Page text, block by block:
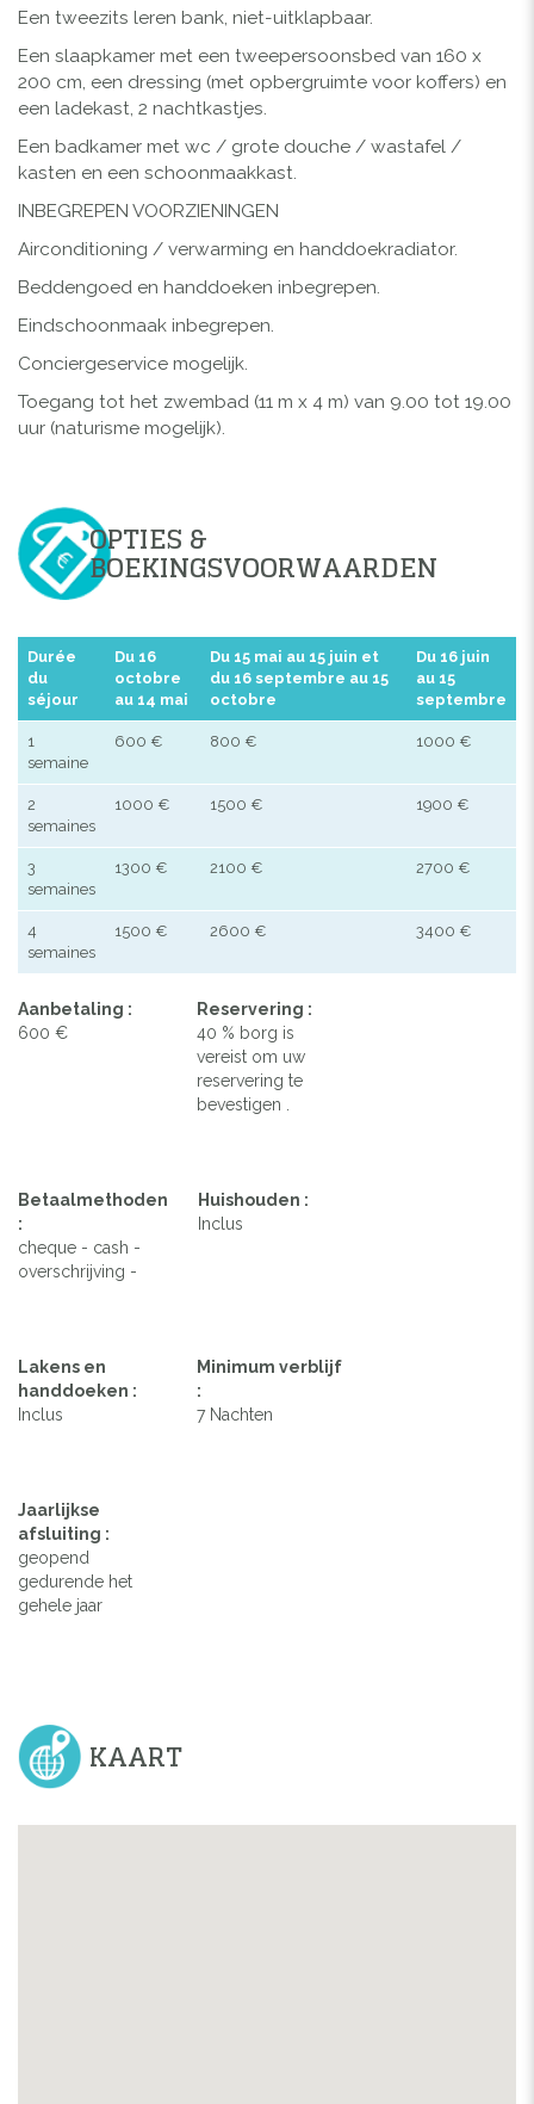
Een tweezits leren bank, niet-uitklapbaar.
Een slaapkamer met een tweepersoonsbed van 160 x
200 cm, een dressing (met opbergruimte voor koffers) en
een ladekast, 2 nachtkastjes.
Een badkamer met wc / grote douche / wastafel /
kasten en een schoonmaakkast.
INBEGREPEN VOORZIENINGEN
Airconditioning / verwarming en handdoekradiator.
Beddengoed en handdoeken inbegrepen.
Eindschoonmaak inbegrepen.
Conciergeservice mogelijk.
Toegang tot het zwembad (11 m x 4 m) van 9.00 tot 19.00
uur (naturisme mogelijk).
OPTIES &
BOEKINGSVOORWAARDEN
Durée
du
séjour
Du 16
octobre
au 14 mai
Du 15 mai au 15 juin et
du 16 septembre au 15
octobre
Du 16 juin
au 15
septembre
1
semaine
600 € 800 € 1000 €
2
semaines
1000 € 1500 € 1900 €
3
semaines
1300 € 2100 € 2700 €
4
semaines
1500 € 2600 € 3400 €
Aanbetaling :
600 €
Reservering :
40 % borg is
vereist om uw
reservering te
bevestigen .
Betaalmethoden
:
cheque - cash -
overschrijving -
Huishouden :
Inclus
Lakens en
handdoeken :
Inclus
Minimum verblijf
:
7 Nachten
Jaarlijkse
afsluiting :
geopend
gedurende het
gehele jaar
KAART